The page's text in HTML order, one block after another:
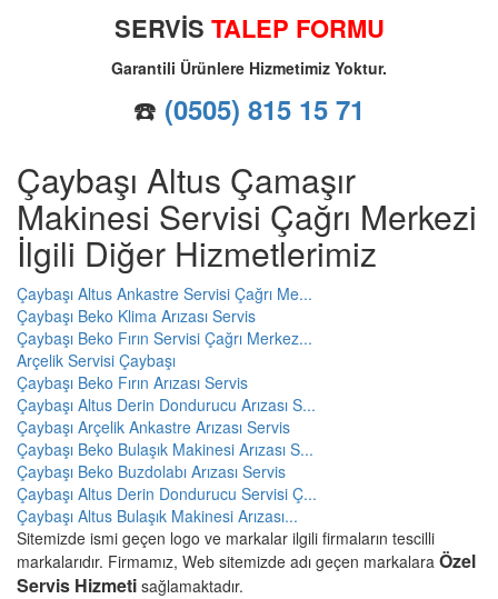
SERVİS TALEP FORMU
Garantili Ürünlere Hizmetimiz Yoktur.
☎️ (0505) 815 15 71
Çaybaşı Altus Çamaşır
Makinesi Servisi Çağrı Merkezi
İlgili Diğer Hizmetlerimiz
Çaybaşı Altus Ankastre Servisi Çağrı Me...
Çaybaşı Beko Klima Arızası Servis
Çaybaşı Beko Fırın Servisi Çağrı Merkez...
Arçelik Servisi Çaybaşı
Çaybaşı Beko Fırın Arızası Servis
Çaybaşı Altus Derin Dondurucu Arızası S...
Çaybaşı Arçelik Ankastre Arızası Servis
Çaybaşı Beko Bulaşık Makinesi Arızası S...
Çaybaşı Beko Buzdolabı Arızası Servis
Çaybaşı Altus Derin Dondurucu Servisi Ç...
Çaybaşı Altus Bulaşık Makinesi Arızası...
Sitemizde ismi geçen logo ve markalar ilgili firmaların tescilli
markalarıdır. Firmamız, Web sitemizde adı geçen markalara Özel
Servis Hizmeti sağlamaktadır.